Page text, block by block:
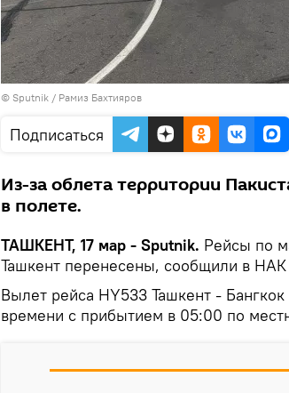
© Sputnik / Рамиз Бахтияров
Подписаться
Из-за облета территории
в полете.
ТАШКЕНТ, 17 мар - Sputnik. Рейсы по
Ташкент перенесены, сообщили в НАК
Вылет рейса HY533 Ташкент -
времени с прибытием в 05:00 по